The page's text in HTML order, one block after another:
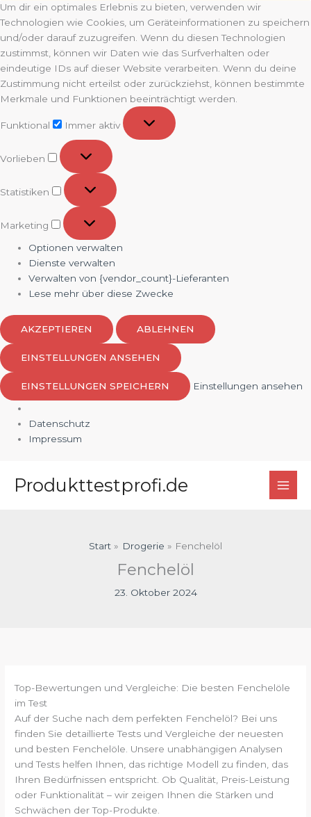
Um dir ein optimales Erlebnis zu bieten, verwenden wir
Technologien wie Cookies, um Geräteinformationen zu speichern
und/oder darauf zuzugreifen. Wenn du diesen Technologien
zustimmst, können wir Daten wie das Surfverhalten oder
eindeutige IDs auf dieser Website verarbeiten. Wenn du deine
Zustimmung nicht erteilst oder zurückziehst, können bestimmte
Merkmale und Funktionen beeinträchtigt werden.
Funktional
Immer aktiv
Vorlieben
Vorlieben
Statistiken
Statistiken
Marketing
Marketing
Optionen verwalten
Dienste verwalten
Verwalten von {vendor_count}-Lieferanten
Lese mehr über diese Zwecke
AKZEPTIEREN ABLEHNEN
EINSTELLUNGEN ANSEHEN
EINSTELLUNGEN SPEICHERN Einstellungen ansehen
Datenschutz
Impressum
InhaltProdukttestprofi.de
Start Drogerie Fenchelöl
Fenchelöl
23. Oktober 2024
Top-Bewertungen und Vergleiche: Die besten Fenchelöle
im Test
Auf der Suche nach dem perfekten Fenchelöl? Bei uns
finden Sie detaillierte Tests und Vergleiche der neuesten
und besten Fenchelöle. Unsere unabhängigen Analysen
und Tests helfen Ihnen, das richtige Modell zu finden, das
Ihren Bedürfnissen entspricht. Ob Qualität, Preis-Leistung
oder Funktionalität – wir zeigen Ihnen die Stärken und
Schwächen der Top-Produkte.